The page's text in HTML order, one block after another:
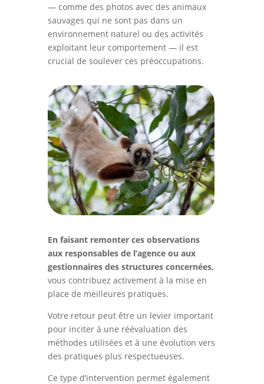
— comme des photos avec des animaux
sauvages qui ne sont pas dans un
environnement naturel ou des activités
exploitant leur comportement — il est
crucial de soulever ces préoccupations.
En faisant remonter ces observations
aux responsables de l’agence ou aux
gestionnaires des structures concernées,
vous contribuez activement à la mise en
place de meilleures pratiques.
Votre retour peut être un levier important
pour inciter à une réévaluation des
méthodes utilisées et à une évolution vers
des pratiques plus respectueuses.
Ce type d’intervention permet également